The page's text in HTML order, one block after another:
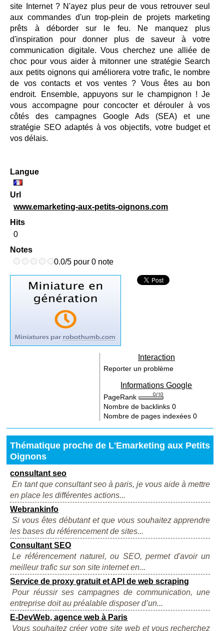
site Internet ? N'ayez plus peur de vous retrouver seul
aux commandes d'un trop-plein de projets marketing
prêts à déborder sur le feu. Ne manquez plus
d'inspiration pour donner plus de saveur à votre
communication digitale. Vous cherchez une alliée de
choc pour vous aider à mitonner une stratégie Search
aux petits oignons qui améliorera votre trafic, le nombre
de vos contacts et vos ventes ? Vous êtes au bon
endroit. Ensemble, appuyons sur le champignon ! Je
vous accompagne pour concocter et dérouler à vos
côtés des campagnes Google Ads (SEA) et une
stratégie SEO adaptés à vos objectifs, votre budget et
vos délais.
Langue
Url
www.emarketing-aux-petits-oignons.com
Hits
0
Notes
0.0/5 pour 0 note
Interaction
Reporter un problème
Informations Google
PageRank
Nombre de backlinks0
Nombre de pages indexées0
Thématique proche de L'Emarketing aux Petits
Oignons
consultant seo
En tant que consultant seo à paris, je vous aide à mettre
en place les différentes actions...
Webrankinfo
Si vous êtes débutant et que vous souhaitez apprendre
les bases du référencement de sites...
Consultant SEO
Le référencement naturel, ou SEO, permet d'avoir un
meilleur trafic sur son site internet en...
Service de proxy gratuit et API de web scraping
Pour réussir ses campagnes de communication, une
entreprise doit au préalable disposer d’un...
E-DevWeb, agence web à Paris
Vous souhaitez créer votre site web et vous recherchez